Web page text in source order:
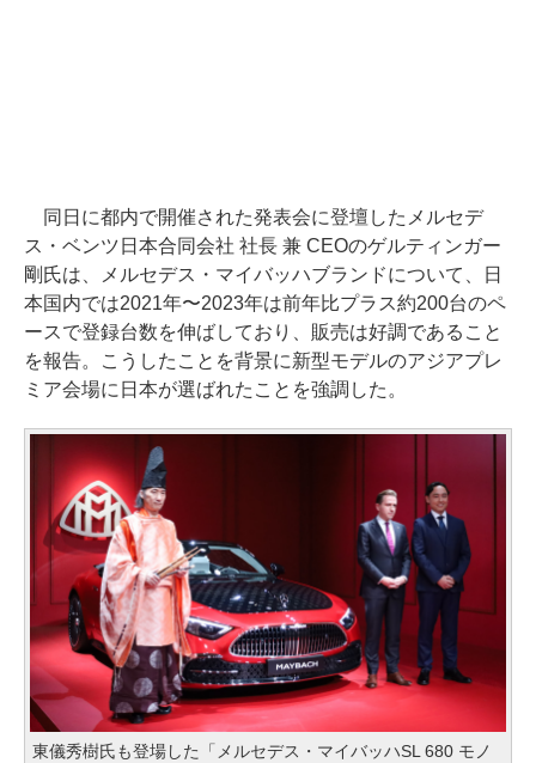
同日に都内で開催された発表会に登壇したメルセデ
ス・ベンツ日本合同会社 社長 兼 CEOのゲルティンガー
剛氏は、メルセデス・マイバッハブランドについて、日
本国内では2021年〜2023年は前年比プラス約200台のペ
ースで登録台数を伸ばしており、販売は好調であること
を報告。こうしたことを背景に新型モデルのアジアプレ
ミア会場に日本が選ばれたことを強調した。
東儀秀樹氏も登場した「メルセデス・マイバッハSL 680 モノ